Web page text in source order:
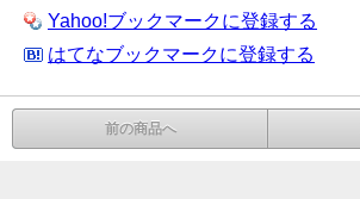
Yahoo!ブックマークに登録する
はてなブックマークに登録する
前の商品へ